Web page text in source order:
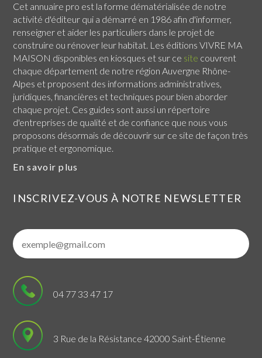
Cet annuaire pro est la forme dématérialisée de notre
activité d'éditeur qui a démarré en 1986 afin d'informer,
renseigner et aider les particuliers dans le projet de
construire ou rénover leur habitat. Les éditions VIVRE MA
MAISON disponibles en kiosques et sur ce site couvrent
chaque département de notre région Auvergne Rhône-
Alpes et proposent des informations administratives,
juridiques, financières et techniques pour bien aborder
chaque projet. Ces guides sont aussi un répertoire
d'entreprises de qualité et de confiance que nous vous
proposons désormais de découvrir sur ce site de façon très
pratique et ergonomique.
En savoir plus
INSCRIVEZ-VOUS À NOTRE NEWSLETTER
04 77 33 47 17
3 Rue de la Résistance 42000 Saint-Étienne